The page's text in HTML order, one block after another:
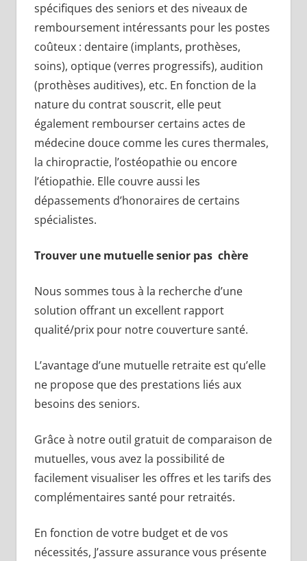
spécifiques des seniors et des niveaux de
remboursement intéressants pour les postes
coûteux : dentaire (implants, prothèses,
soins), optique (verres progressifs), audition
(prothèses auditives), etc. En fonction de la
nature du contrat souscrit, elle peut
également rembourser certains actes de
médecine douce comme les cures thermales,
la chiropractie, l’ostéopathie ou encore
l’étiopathie. Elle couvre aussi les
dépassements d’honoraires de certains
spécialistes.
Trouver une mutuelle senior pas chère
Nous sommes tous à la recherche d’une
solution offrant un excellent rapport
qualité/prix pour notre couverture santé.
L’avantage d’une mutuelle retraite est qu’elle
ne propose que des prestations liés aux
besoins des seniors.
Grâce à notre outil gratuit de comparaison de
mutuelles, vous avez la possibilité de
facilement visualiser les offres et les tarifs des
complémentaires santé pour retraités.
En fonction de votre budget et de vos
nécessités, J’assure assurance vous présente